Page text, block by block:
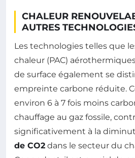
CHALEUR
AUTRES
Les technologies telles que
chaleur (PAC)
de surface également se
empreinte carbone réduite.
environ 6 à 7 fois moins
chauffage au gaz fossile,
significativement à la
de CO2 dans le secteur du